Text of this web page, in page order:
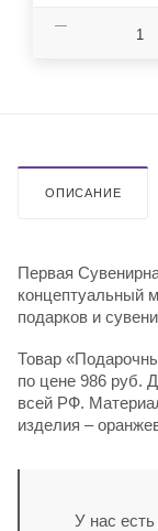
ОПИСАНИЕ
Первая
концептуальный
подарков и
Товар
по цене 986 руб.
всей РФ.
изделия –
У нас